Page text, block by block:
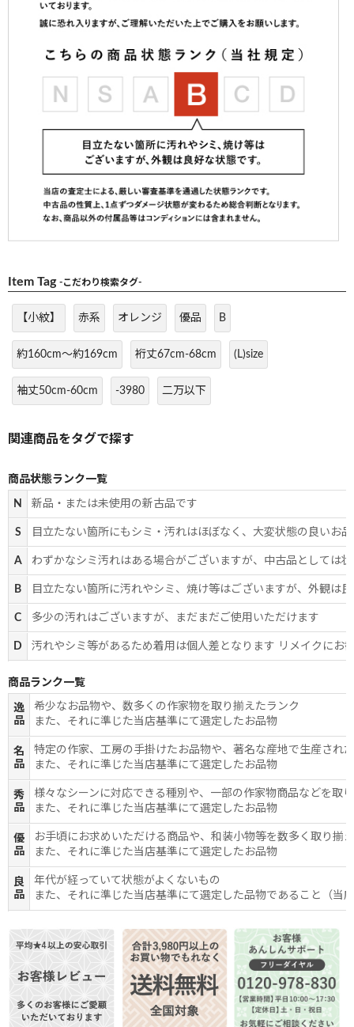
Item Tag -こだわり検索タグ-
【小紋】 赤系 オレンジ 優品 B
約160cm～約169cm 裄丈67cm-68cm (L)size
袖丈50cm-60cm -3980 二万以下
商品状態ランク一覧
N 新品・または未使用の新古品です
S 目立たない箇所にもシミ・汚れはほぼなく、大変状態の良いお
A わずかなシミ汚れはある場合がございますが、中古品としては
B 目立たない箇所に汚れやシミ、焼け等はございますが、外観は
C 多少の汚れはございますが、まだまだご使用いただけます
D 汚れやシミ等があるため着用は個人差となります リメイクにお
商品ランク一覧
逸
品
希少なお品物や、数多くの作家物を取り揃えたランク
また、それに準じた当店基準にて選定したお品物
名
品
特定の作家、工房の手掛けたお品物や、著名な産地で生産され
また、それに準じた当店基準にて選定したお品物
秀
品
様々なシーンに対応できる種別や、一部の作家物商品などを取
また、それに準じた当店基準にて選定したお品物
優
品
お手頃にお求めいただける商品や、和装小物等を数多く取り揃
また、それに準じた当店基準にて選定したお品物
良
品
年代が経っていて状態がよくないもの
また、それに準じた当店基準にて選定した品物であること（当